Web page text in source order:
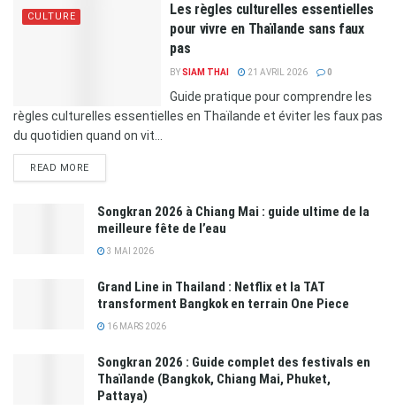
CULTURE
Les règles culturelles essentielles
pour vivre en Thaïlande sans faux
pas
BYSIAM THAI 21 AVRIL 2026 0
Guide pratique pour comprendre les
règles culturelles essentielles en Thaïlande et éviter les faux pas
du quotidien quand on vit...
READ MORE
Songkran 2026 à Chiang Mai : guide ultime de la
meilleure fête de l’eau
3 MAI 2026
Grand Line in Thailand : Netflix et la TAT
transforment Bangkok en terrain One Piece
16 MARS 2026
Songkran 2026 : Guide complet des festivals en
Thaïlande (Bangkok, Chiang Mai, Phuket,
Pattaya)